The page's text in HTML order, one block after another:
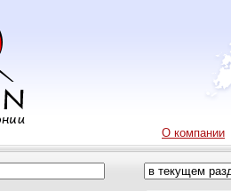
О компании